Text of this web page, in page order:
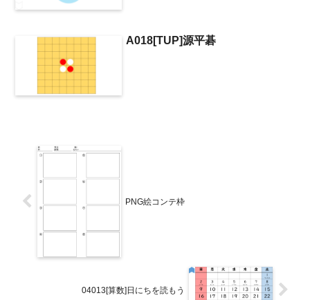
A018[TUP]源平碁
PNG絵コンテ枠
04013[算数]日にちを読もう